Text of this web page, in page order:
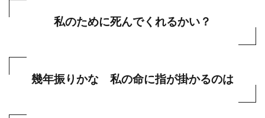
私のために死んでくれるかい？
幾年振りかな 私の命に指が掛かるのは